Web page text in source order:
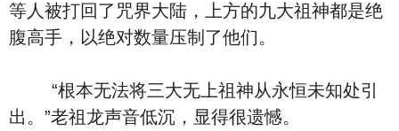
等人被打回了咒界大陆，上方的九大祖神都是绝
腹高手，以绝对数量压制了他们。
“根本无法将三大无上祖神从永恒未知处引
出。”老祖龙声音低沉，显得很遗憾。